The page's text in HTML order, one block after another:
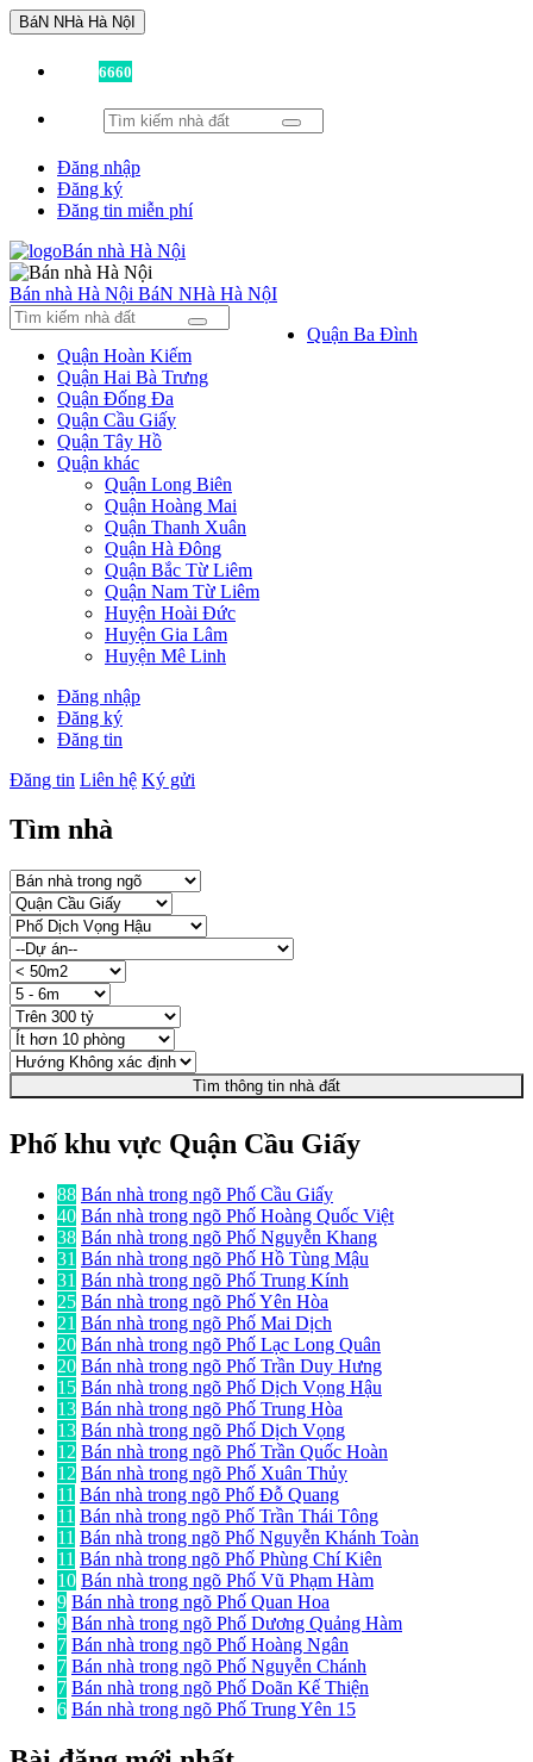
BáN NHà Hà NộI
6660
Đăng nhập
Đăng ký
Đăng tin miễn phí
Bán nhà Hà Nội BáN NHà Hà NộI
Quận Ba Đình
Quận Hoàn Kiếm
Quận Hai Bà Trưng
Quận Đống Đa
Quận Cầu Giấy
Quận Tây Hồ
Quận khác
Quận Long Biên
Quận Hoàng Mai
Quận Thanh Xuân
Quận Hà Đông
Quận Bắc Từ Liêm
Quận Nam Từ Liêm
Huyện Hoài Đức
Huyện Gia Lâm
Huyện Mê Linh
Đăng nhập
Đăng ký
Đăng tin
Đăng tin Liên hệ Ký gửi
Tìm nhà
Tìm thông tin nhà đất
Phố khu vực Quận Cầu Giấy
88 Bán nhà trong ngõ Phố Cầu Giấy
40 Bán nhà trong ngõ Phố Hoàng Quốc Việt
38 Bán nhà trong ngõ Phố Nguyễn Khang
31 Bán nhà trong ngõ Phố Hồ Tùng Mậu
31 Bán nhà trong ngõ Phố Trung Kính
25 Bán nhà trong ngõ Phố Yên Hòa
21 Bán nhà trong ngõ Phố Mai Dịch
20 Bán nhà trong ngõ Phố Lạc Long Quân
20 Bán nhà trong ngõ Phố Trần Duy Hưng
15 Bán nhà trong ngõ Phố Dịch Vọng Hậu
13 Bán nhà trong ngõ Phố Trung Hòa
13 Bán nhà trong ngõ Phố Dịch Vọng
12 Bán nhà trong ngõ Phố Trần Quốc Hoàn
12 Bán nhà trong ngõ Phố Xuân Thủy
11 Bán nhà trong ngõ Phố Đỗ Quang
11 Bán nhà trong ngõ Phố Trần Thái Tông
11 Bán nhà trong ngõ Phố Nguyễn Khánh Toàn
11 Bán nhà trong ngõ Phố Phùng Chí Kiên
10 Bán nhà trong ngõ Phố Vũ Phạm Hàm
9 Bán nhà trong ngõ Phố Quan Hoa
9 Bán nhà trong ngõ Phố Dương Quảng Hàm
7 Bán nhà trong ngõ Phố Hoàng Ngân
7 Bán nhà trong ngõ Phố Nguyễn Chánh
7 Bán nhà trong ngõ Phố Doãn Kế Thiện
6 Bán nhà trong ngõ Phố Trung Yên 15